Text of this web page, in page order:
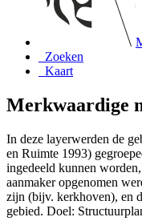
Zoeken
Kaart
Merkwaardige
In deze layerwerden de
en Ruimte 1993)
ingedeeld kunnen
aanmaker opgenomen
zijn (bijv. kerkhoven), en
gebied. Doel: